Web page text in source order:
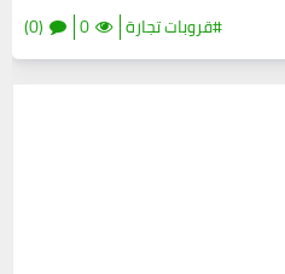
#قروبات تجارة 0
(0)